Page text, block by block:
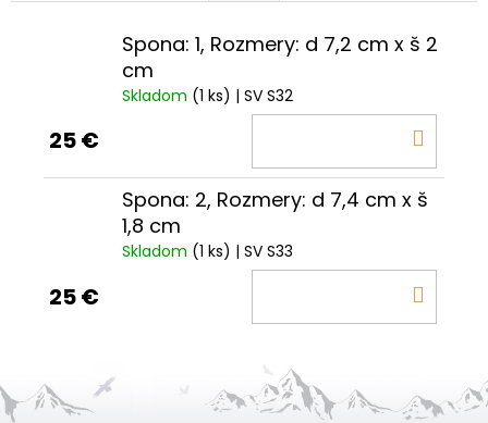
Spona: 1, Rozmery: d 7,2 cm x š 2
cm
Skladom (1 ks) | SV S32
25 €
Spona: 2, Rozmery: d 7,4 cm x š
1,8 cm
Skladom (1 ks) | SV S33
25 €